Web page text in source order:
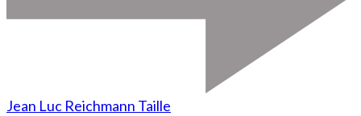
Jean Luc Reichmann Taille